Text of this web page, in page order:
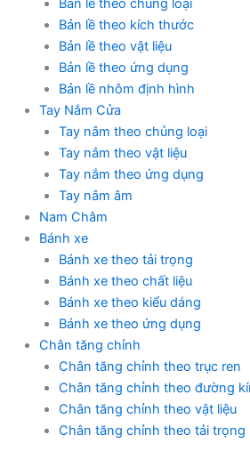
Bản lề theo chủng loại
Bản lề theo kích thước
Bản lề theo vật liệu
Bản lề theo ứng dụng
Bản lề nhôm định hình
Tay Nắm Cửa
Tay nắm theo chủng loại
Tay nắm theo vật liệu
Tay nắm theo ứng dụng
Tay nắm âm
Nam Châm
Bánh xe
Bánh xe theo tải trọng
Bánh xe theo chất liệu
Bánh xe theo kiểu dáng
Bánh xe theo ứng dụng
Chân tăng chỉnh
Chân tăng chỉnh theo trục ren
Chân tăng chỉnh theo đường
Chân tăng chỉnh theo vật liệu
Chân tăng chỉnh theo tải trọng